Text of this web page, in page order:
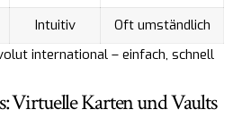
Intuitiv
Oft umständlich
international – einfach, schnell
Virtuelle Karten und Vaults